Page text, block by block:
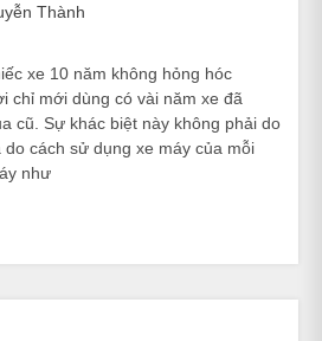
Thành
xe 10 năm không hỏng hóc
chỉ mới dùng có vài năm xe đã
cũ. Sự khác biệt này không phải do
cách sử dụng xe máy của mỗi
như